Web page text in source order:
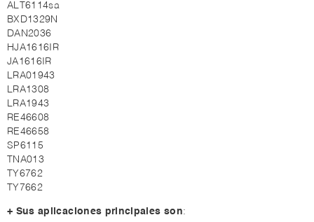
ALT6114sa
BXD1329N
DAN2036
HJA1616IR
JA1616IR
LRA01943
LRA1308
LRA1943
RE46608
RE46658
SP6115
TNA013
TY6762
TY7662
+ Sus aplicaciones principales son: